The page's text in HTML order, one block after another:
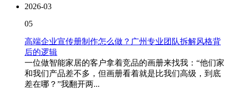
2026-03
05
高端企业宣传册制作怎么做？广州专业团队拆解风格背
后的逻辑
一位做智能家居的客户拿着竞品的画册来找我：“他们家
和我们产品差不多，但画册看着就是比我们高级，到底
差在哪？”我翻开两...